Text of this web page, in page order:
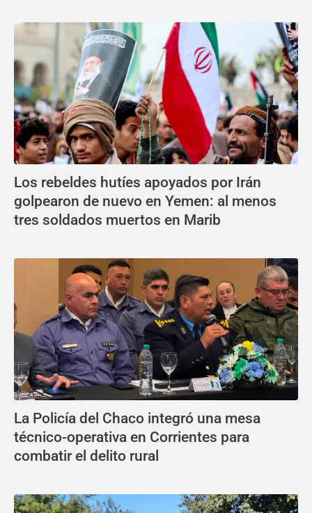
Los rebeldes hutíes apoyados por Irán
golpearon de nuevo en Yemen: al menos
tres soldados muertos en Marib
La Policía del Chaco integró una mesa
técnico-operativa en Corrientes para
combatir el delito rural